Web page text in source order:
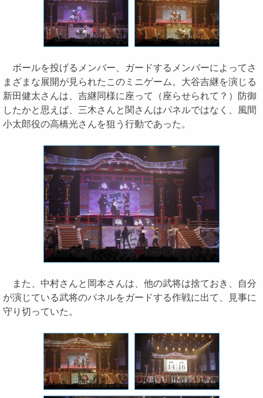
ボールを投げるメンバー、ガードするメンバーによってさ
まざまな展開が見られたこのミニゲーム。大谷吉継を演じる
新田健太さんは、吉継同様に座って（座らせられて？）防御
したかと思えば、三木さんと関さんはパネルではなく、風間
小太郎役の高橋光さんを狙う行動であった。
また、中村さんと岡本さんは、他の武将は捨ておき、自分
が演じている武将のパネルをガードする作戦に出て、見事に
守り切っていた。